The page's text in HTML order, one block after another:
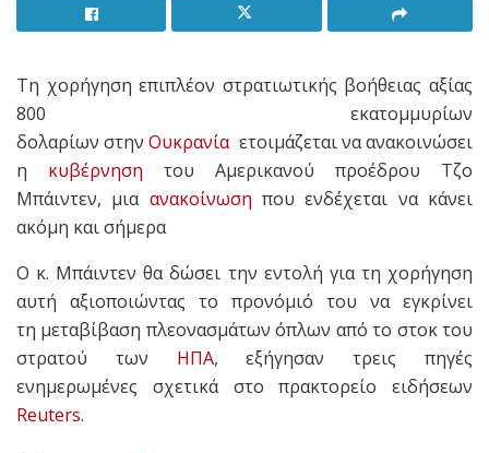
Τη χορήγηση επιπλέον στρατιωτικής βοήθειας αξίας
800 εκατομμυρίων
δολαρίων στηνΟυκρανίαετοιμάζεται να ανακοινώσει
η κυβέρνηση του Αμερικανού προέδρου Τζο
Μπάιντεν, μια ανακοίνωση που ενδέχεται να κάνει
ακόμη και σήμερα
Ο κ. Μπάιντεν θα δώσει την εντολή για τη χορήγηση
αυτή αξιοποιώντας το προνόμιό του να εγκρίνει
τη μεταβίβαση πλεονασμάτων όπλων από το στοκ του
στρατού των ΗΠΑ, εξήγησαν τρεις πηγές
ενημερωμένες σχετικά στο πρακτορείο ειδήσεων
Reuters.